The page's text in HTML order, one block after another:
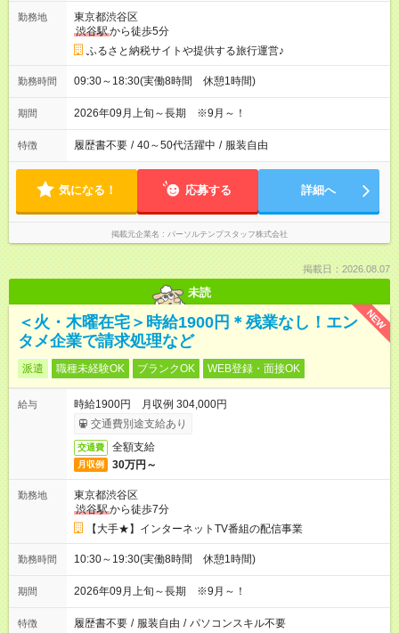
勤務地
東京都渋谷区
渋谷駅から徒歩5分
ふるさと納税サイトや提供する旅行運営♪
勤務時間 09:30～18:30(実働8時間 休憩1時間)
期間 2026年09月上旬～長期 ※9月～！
特徴 履歴書不要 / 40～50代活躍中 / 服装自由
気になる！ 応募する 詳細へ
掲載元企業名 パーソルテンプスタッフ株式会社
掲載日：2026.08.07
未読
NEW
＜火・木曜在宅＞時給1900円＊残業なし！エン
タメ企業で請求処理など
派遣 職種未経験OK ブランクOK WEB登録・面接OK
給与
時給1900円 月収例 304,000円
交通費別途支給あり
交通費 全額支給
月収例 30万円～
勤務地
東京都渋谷区
渋谷駅から徒歩7分
【大手★】インターネットTV番組の配信事業
勤務時間 10:30～19:30(実働8時間 休憩1時間)
期間 2026年09月上旬～長期 ※9月～！
特徴 履歴書不要 / 服装自由 / パソコンスキル不要